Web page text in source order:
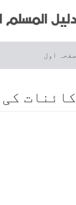
صفحہ اول
کائنات